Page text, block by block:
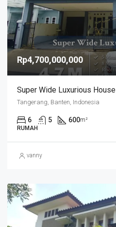
Rp4,700,000,000
Super Wide Luxurious House
Tangerang, Banten, Indonesia
6 5 600m²
RUMAH
vanny